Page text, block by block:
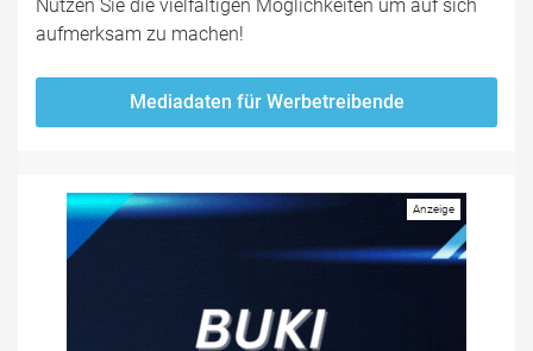
Nutzen Sie die vielfältigen Möglichkeiten um auf sich
aufmerksam zu machen!
Mediadaten für Werbetreibende